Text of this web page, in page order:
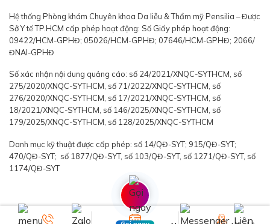
Hệ thống Phòng khám Chuyên khoa Da liễu & Thẩm mỹ Pensilia – Được
Sở Y tế TP.HCM cấp phép hoạt động: Số Giấy phép hoạt động:
09422/HCM-GPHĐ; 05026/HCM-GPHĐ; 07646/HCM-GPHĐ; 2066/
ĐNAI-GPHĐ
Số xác nhận nội dung quảng cáo: số 24/2021/XNQC-SYTHCM, số
275/2020/XNQC-SYTHCM, số 71/2022/XNQC-SYTHCM, số
276/2020/XNQC-SYTHCM, số 17/2021/XNQC-SYTHCM, số
18/2021/XNQC-SYTHCM, số 146/2025/XNQC-SYTHCM, số
179/2025/XNQC-SYTHCM, số 128/2025/XNQC-SYTHCM
Danh mục kỹ thuật được cấp phép: số 14/QĐ-SYT; 915/QĐ-SYT;
470/QĐ-SYT; số 1877/QĐ-SYT, số 103/QĐ-SYT, số 1271/QĐ-SYT, số
1174/QĐ-SYT